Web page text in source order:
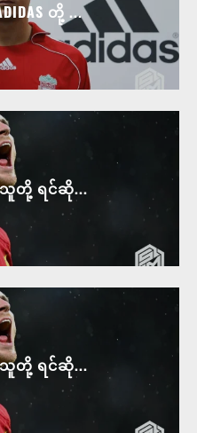
တို့ ...
တို့ ရင်ဆို...
တို့ ရင်ဆို...